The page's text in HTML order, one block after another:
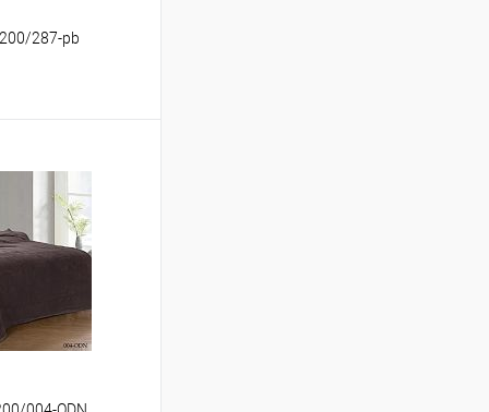
287-pb
Сравнение
В наличии